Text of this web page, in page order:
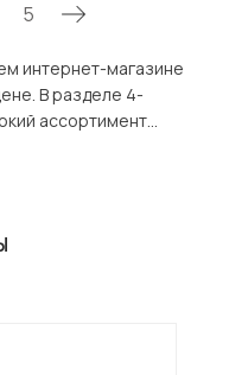
5
интернет-магазине
4-
ассортимент
включая
дверные» - 390 шт.